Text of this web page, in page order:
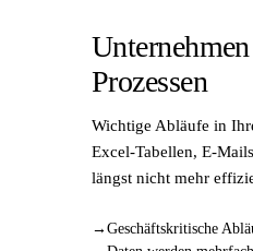
Prozessen
Wichtige Abläufe in
Excel-Tabellen, E-
längst nicht mehr
Geschäftskritische